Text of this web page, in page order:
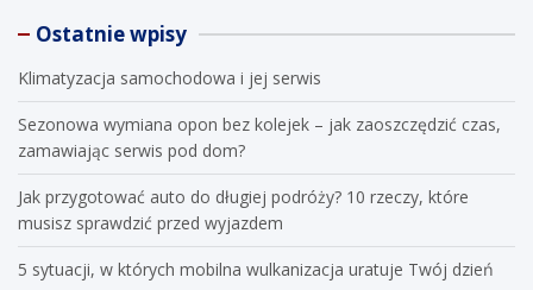
c Ostatnie wpisy
Klimatyzacja samochodowa i jej serwis
Sezonowa wymiana opon bez kolejek – jak zaoszczędzić czas,
zamawiając serwis pod dom?
Jak przygotować auto do długiej podróży? 10 rzeczy, które
musisz sprawdzić przed wyjazdem
5 sytuacji, w których mobilna wulkanizacja uratuje Twój dzień